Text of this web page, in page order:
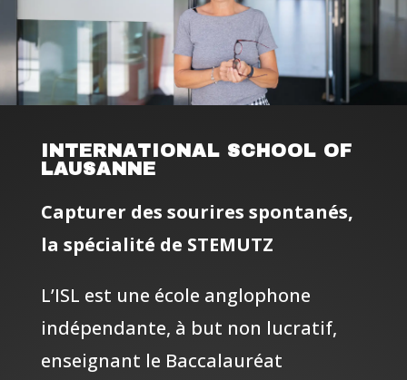
INTERNATIONAL SCHOOL OF
LAUSANNE
Capturer des sourires spontanés,
la spécialité de STEMUTZ
L’ISL est une école anglophone
indépendante, à but non lucratif,
enseignant le Baccalauréat